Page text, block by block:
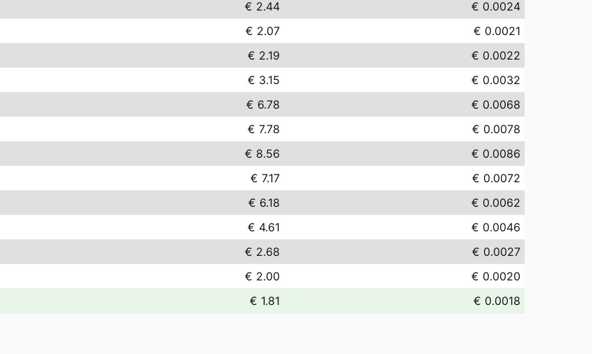
€ 2.44
€ 0.0024
€ 2.07
€ 0.0021
€ 2.19
€ 0.0022
€ 3.15
€ 0.0032
€ 6.78
€ 0.0068
€ 7.78
€ 0.0078
€ 8.56
€ 0.0086
€ 7.17
€ 0.0072
€ 6.18
€ 0.0062
€ 4.61
€ 0.0046
€ 2.68
€ 0.0027
€ 2.00
€ 0.0020
€ 1.81 € 0.0018